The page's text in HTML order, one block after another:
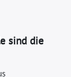
sind die